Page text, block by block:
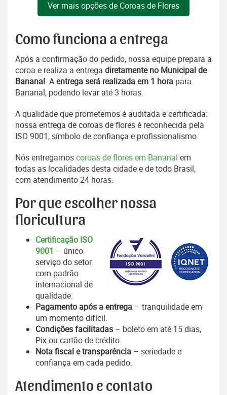
Ver mais opções de Coroas de Flores
Como funciona a entrega
Após a confirmação do pedido, nossa equipe prepara a
coroa e realiza a entrega diretamente no Municipal de
Bananal. Aentrega será realizada em 1 hora para
Bananal, podendo levar até 3 horas.
A qualidade que prometemos é auditada e certificada:
nossa entrega de coroas de flores é reconhecida pela
ISO 9001, símbolo de confiança e profissionalismo.
Nós entregamoscoroas de flores em Bananal em
todas as localidades desta cidade e de todo Brasil,
com atendimento 24 horas.
Por que escolher nossa
floricultura
Certificação ISO
9001 – único
serviço do setor
com padrão
internacional de
qualidade.
Pagamento após a entrega – tranquilidade em
um momento difícil.
Condições facilitadas – boleto em até 15 dias,
Pix ou cartão de crédito.
Nota fiscal e transparência – seriedade e
confiança em cada pedido.
Atendimento e contato